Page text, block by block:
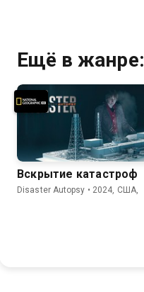
Ещё в жанре:
Вскрытие катастроф
Disaster Autopsy • 2024, США,